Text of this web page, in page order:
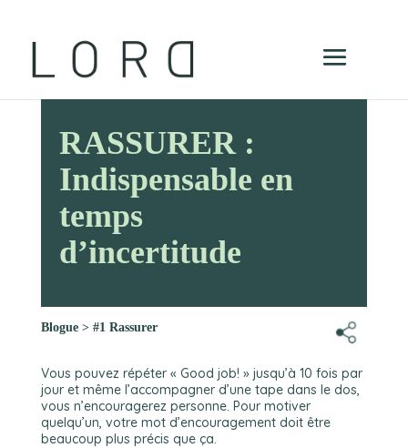
RASSURER :
Indispensable en
temps
d’incertitude
Blogue> #1 Rassurer
Vous pouvez répéter « Good job! » jusqu’à 10 fois par
jour et même l’accompagner d’une tape dans le dos,
vous n’encouragerez personne. Pour motiver
quelqu’un, votre mot d’encouragement doit être
beaucoup plus précis que ça.